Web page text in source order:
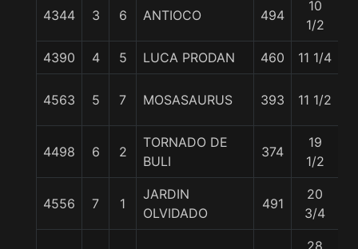
4344 3 6 ANTIOCO 494
10
1/2
4390 4 5 LUCA PRODAN 460 11 1/4
4563 5 7 MOSASAURUS 393 11 1/2
4498 6 2
TORNADO DE
BULI
374
19
1/2
4556 7 1
JARDIN
OLVIDADO
491
20
3/4
28